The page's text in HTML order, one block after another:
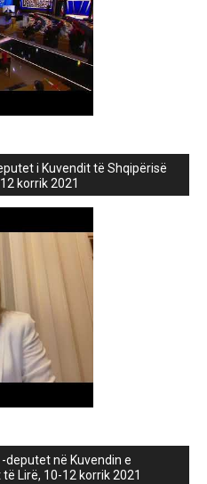
i Kuvendit të Shqipërisë
korrik 2021
-deputet në Kuvendin e
Lirë, 10-12 korrik 2021